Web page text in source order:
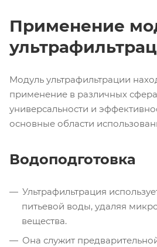
Применение
Модуль ультрафильтрации
применение в различных
универсальности и
основные области
Водоподготовка
Ультрафильтрация
питьевой воды, удаляя
вещества.
Она служит